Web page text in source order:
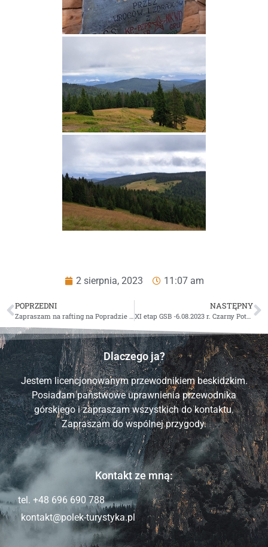
2 sierpnia, 2023 11:07 am
POPRZEDNI
Zapraszam na rafting na Popradzie 27.08.2023 r
NASTĘPNY
XI etap GSB -6.08.2023 r. Czarny Potok- Banica
Dlaczego ja?
Jestem licencjonowanym przewodnikiem beskidzkim.
Posiadam państwowe uprawnienia przewodnika
górskiego i zapraszam wszystkich do kontaktu.
Zapraszam do wspólnej przygody.
Kontakt ze mną:
tel. +48 696 690 788
kontakt@polek-turystyka.pl